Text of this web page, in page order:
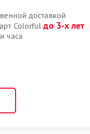
доставкой
Colorfulдо 3-х лет
часа